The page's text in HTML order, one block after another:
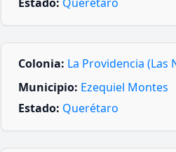
Colonia: La Providencia (Las
Municipio: Ezequiel Montes
Estado: Querétaro